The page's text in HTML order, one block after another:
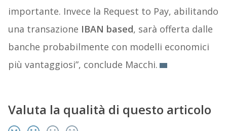
importante. Invece la Request to Pay, abilitando
una transazione IBAN based, sarà offerta dalle
banche probabilmente con modelli economici
più vantaggiosi”, conclude Macchi.
Valuta la qualità di questo articolo